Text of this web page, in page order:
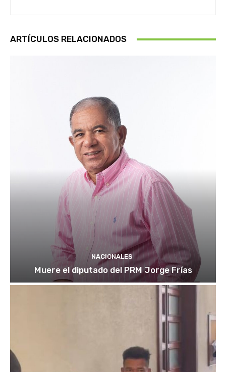
ARTÍCULOS RELACIONADOS
NACIONALES
Muere el diputado del PRM Jorge Frías